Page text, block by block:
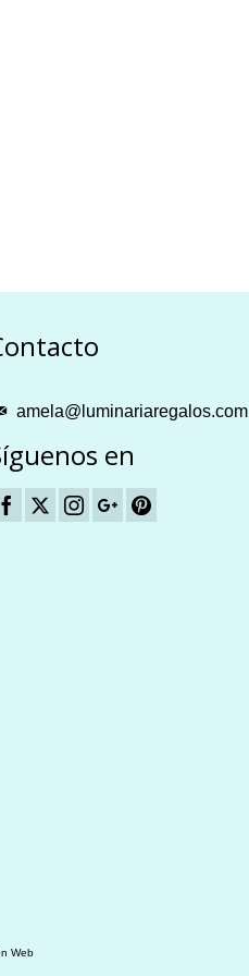
amela@luminariaregalos.com
en
Web